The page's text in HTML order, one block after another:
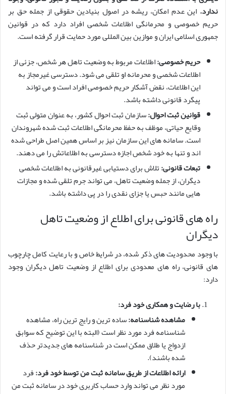
ندارد. این عدم امکان، ریشه در اصول بنیادین حقوقی از جمله حق بر
حریم خصوصی و محرمانگی اطلاعات شخصی افراد دارد که در قوانین
جمهوری اسلامی ایران و موازین بین المللی مورد حمایت قرار گرفته است.
حریم خصوصی:اطلاعات مربوط به وضعیت تاهل هر شخص، جزئی از
اطلاعات شخصی و محرمانه او تلقی می شود. دسترسی غیرمجاز به
این اطلاعات، نقض آشکار حریم خصوصی افراد است و می تواند
پیگرد قانونی داشته باشد.
قوانین ثبت احوال:سازمان ثبت احوال کشور، به عنوان متولی ثبت
وقایع حیاتی، موظف به حفظ محرمانگی اطلاعات ثبت شده شهروندان
است. سامانه های این سازمان نیز بر اساس همین اصل طراحی شده
اند و تنها به خود شخص اجازه دسترسی به اطلاعاتش را می دهند.
تبعات قانونی:تلاش برای دستیابی غیرقانونی به اطلاعات شخصی
دیگران، از جمله وضعیت تاهل، می تواند جرم تلقی شده و مجازات
هایی مانند حبس یا جزای نقدی را در پی داشته باشد.
راه های قانونی برای اطلاع از وضعیت تاهل
دیگران
با وجود محدودیت های ذکر شده، در شرایط خاص و با رعایت کامل چارچوب
های قانونی، راه های معدودی برای اطلاع از وضعیت تاهل دیگران وجود
دارد:
با رضایت و همکاری خود فرد:
مشاهده شناسنامه:ساده ترین و رایج ترین راه، مشاهده
شناسنامه فرد مورد نظر است (البته با این توضیح که سوابق
ازدواج یا طلاق ممکن است در شناسنامه های جدیدتر حذف
شده باشند).
ارائه اطلاعات از طریق سامانه ثبت من توسط خود فرد:فرد
مورد نظر می تواند وارد حساب کاربری خود در سامانه ثبت من